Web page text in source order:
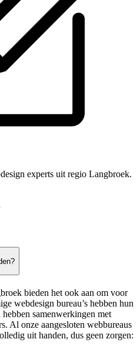
experts uit regio Langbroek.
bieden het ook aan om voor
webdesign bureau’s hebben hun
samenwerkingen met
Al onze aangesloten webbureaus
uit handen, dus geen zorgen: